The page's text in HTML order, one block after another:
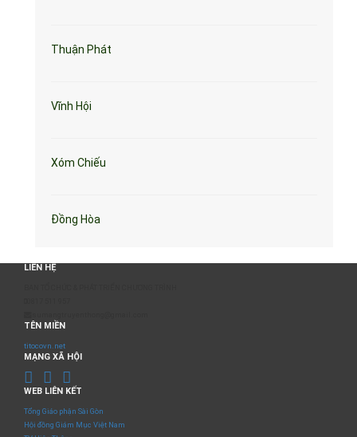
Thuận Phát
Vĩnh Hội
Xóm Chiếu
Đồng Hòa
LIÊN HỆ
TÊN MIỀN
titocovn.net
MẠNG XÃ HỘI
WEB LIÊN KẾT
Tổng Giáo phận Sài Gòn
Hội đồng Giám Mục Việt Nam